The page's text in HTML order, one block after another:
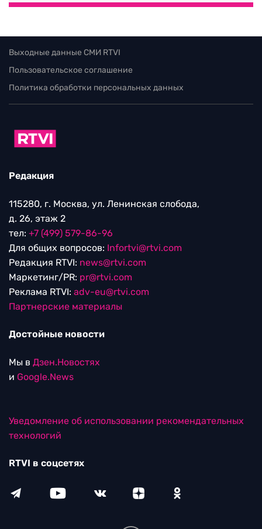
Выходные данные СМИ RTVI
Пользовательское соглашение
Политика обработки персональных данных
Редакция
115280, г. Москва, ул. Ленинская слобода,
д. 26, этаж 2
тел: +7 (499) 579-86-96
Для общих вопросов: Infortvi@rtvi.com
Редакция RTVI: news@rtvi.com
Маркетинг/PR: pr@rtvi.com
Реклама RTVI: adv-eu@rtvi.com
Партнерские материалы
Достойные новости
Мы в Дзен.Новостях
и Google.News
Уведомление об использовании рекомендательных
технологий
RTVI в соцсетях